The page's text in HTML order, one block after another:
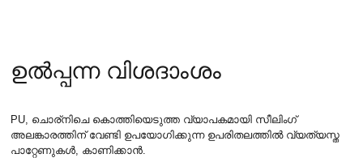
ഉൽപ്പന്ന വിശദാംശം
PU, ചൊര്നിചെ കൊത്തിയെടുത്ത വ്യാപകമായി സീലിംഗ്
അലങ്കാരത്തിന് വേണ്ടി ഉപയോഗിക്കുന്ന ഉപരിതലത്തിൽ വ്യത്യസ്ത
പാറ്റേണുകൾ, കാണിക്കാൻ.